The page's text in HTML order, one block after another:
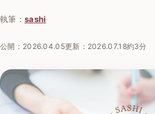
執筆： sashi
公開： 2026.04.05更新： 2026.07.18約3分